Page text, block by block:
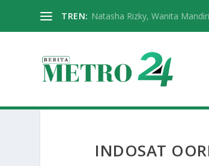
TREN: Natasha Rizky, Wanita
INDOSAT